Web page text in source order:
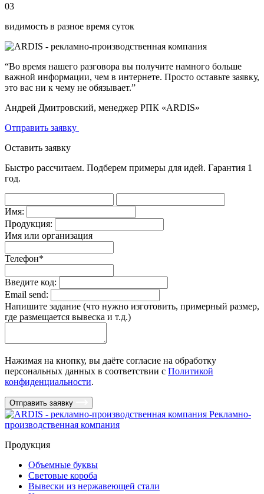
03
видимость в разное время суток
“Во время нашего разговора вы получите намного больше
важной информации, чем в интернете. Просто оставьте заявку,
это вас ни к чему не обязывает.”
Андрей Дмитровский, менеджер РПК «ARDIS»
Отправить заявку
Оставить заявку
Быстро рассчитаем. Подберем примеры для идей. Гарантия 1
год.
Имя:
Продукция:
Имя или организация
Телефон*
Введите код:
Email send:
Напишите задание (что нужно изготовить, примерный размер,
где размещается вывеска и т.д.)
Нажимая на кнопку, вы даёте согласие на обработку
персональных данных в соответствии c Политикой
конфиденциальности.
Отправить заявку
Рекламно-
производственная компания
Продукция
Объемные буквы
Световые короба
Вывески из нержавеющей стали